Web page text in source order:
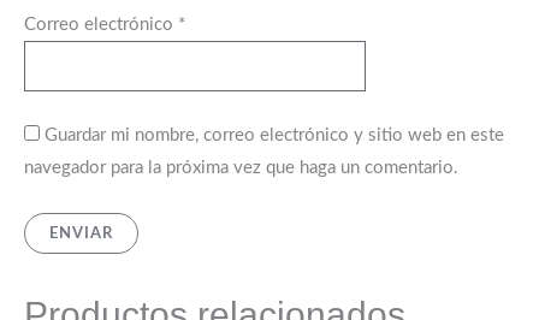
Correo electrónico *
Guardar mi nombre, correo electrónico y sitio web en este
navegador para la próxima vez que haga un comentario.